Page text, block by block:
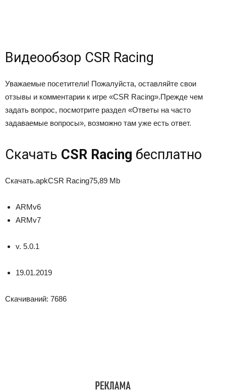
Видеообзор CSR Racing
Уважаемые посетители! Пожалуйста, оставляйте свои
отзывы и комментарии к игре «CSR Racing».Прежде чем
задать вопрос, посмотрите раздел «Ответы на часто
задаваемые вопросы», возможно там уже есть ответ.
Скачать CSR Racing бесплатно
Скачать.apkCSR Racing75,89 Mb
ARMv6
ARMv7
v. 5.0.1
19.01.2019
Скачиваний: 7686